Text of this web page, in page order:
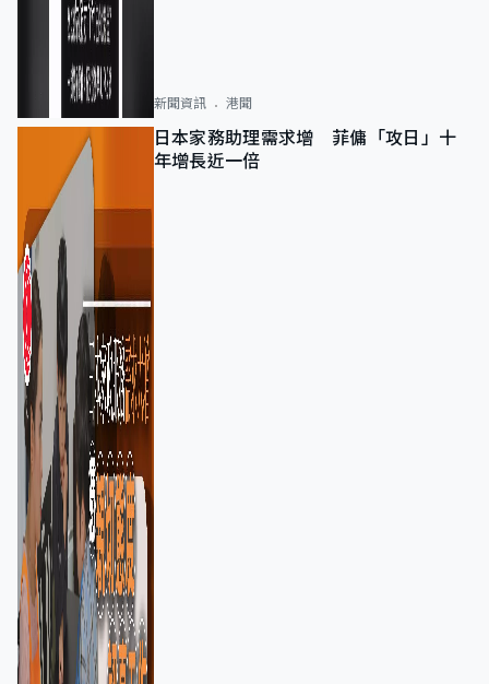
新聞資訊 港聞
日本家務助理需求增 菲傭「攻日」十
年增長近一倍